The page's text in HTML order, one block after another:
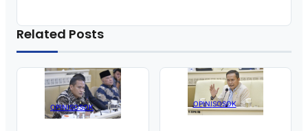
Related Posts
OPINISOSOK OPINISOSOK